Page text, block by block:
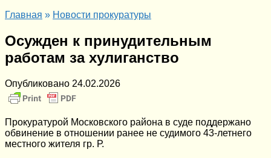
Главная » Новости прокуратуры
Осужден к принудительным
работам за хулиганство
Опубликовано 24.02.2026
Прокуратурой Московского района в суде поддержано
обвинение в отношении ранее не судимого 43-летнего
местного жителя гр. Р.